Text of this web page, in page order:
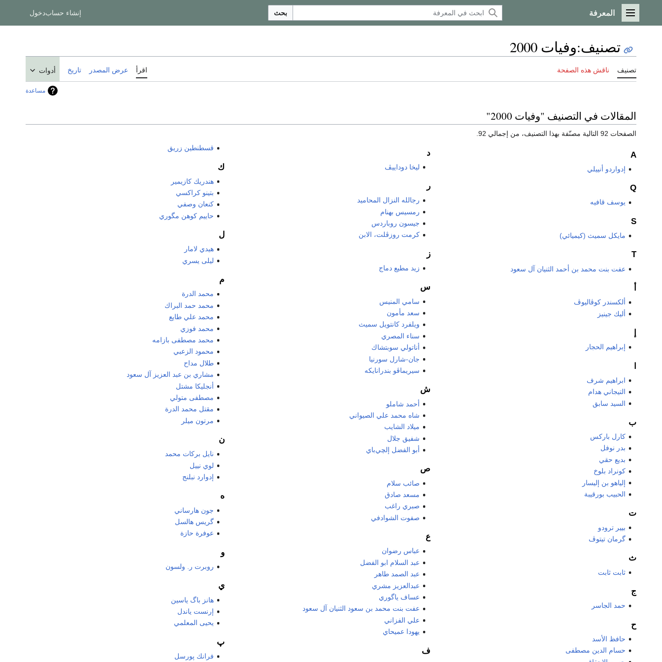
القائمة الرئيسية
المعرفة بحث إنشاء حسابدخول
تصنيف:وفيات 2000
تصنيف ناقش هذه الصفحة اقرأ عرض المصدر تاريخ أدوات
مساعدة
المقالات في التصنيف "وفيات 2000"
الصفحات 92 التالية مصنّفة بهذا التصنيف، من إجمالي 92.
A
إدواردو أنييلي
Q
يوسف قافيه
S
مايكل سميث (كيميائي)
T
عفت بنت محمد بن أحمد الثنيان آل سعود
ألكسندر كوڤاليوڤ
أليك جينيز
إ
إبراهيم الحجار
ابراهيم شرف
التيجاني هدام
السيد سابق
ب
كارل باركس
بدر نوفل
بديع حقي
كونراد بلوخ
إلياهو بن إليسار
الحبيب بورقيبة
ت
بيير ترودو
گرمان تيتوڤ
ث
ثابت ثابت
ج
حمد الجاسر
ح
حافظ الأسد
حسام الدين مصطفى
د
ليخا دوداييڤ
ر
رجالله النزال المحاميد
رمسيس بهنام
جيسون روباردس
كرمت روزڤلت، الابن
ز
زيد مطيع دماج
س
سامي المنيس
سعد مأمون
ويلفرد كانتويل سميث
سناء المصري
أناتولي سوبتشاك
جان-شارل سورنيا
سيريماڤو بندرانايكه
ش
أحمد شاملو
شاه محمد علي الصيواني
ميلاد الشايب
شفيق جلال
أبو الفضل إلچي‌باي
ص
صائب سلام
مسعد صادق
صبري راغب
صفوت الشوادفي
ع
عباس رضوان
عبد السلام ابو الفضل
عبد الصمد طاهر
عبدالعزيز مشري
عساف ياگوري
عفت بنت محمد بن سعود الثنيان آل سعود
علي الفزاني
يهودا عميحاي
ف
قسطنطين زريق
ك
هندريك كازيمير
بتينو كراكسي
كنعان وصفي
حاييم كوهن مگوري
ل
هيدي لامار
ليلى يسري
م
محمد الدرة
محمد حمد البراك
محمد علي طايع
محمد فوزي
محمد مصطفى بازامه
محمود الزعبي
طلال مداح
مشاري بن عبد العزيز آل سعود
أنجليكا مشتل
مصطفى متولي
مقتل محمد الدرة
مرتون ميلر
ن
نايل بركات محمد
لوي نييل
إدوارد نبلنج
ه
جون هارساني
گريس هالسل
عوفرة حازة
و
روبرت ر. ولسون
ي
هانز باگ ياسين
إرنست ياندل
يحيى المعلمي
پ
فرانك پورسل